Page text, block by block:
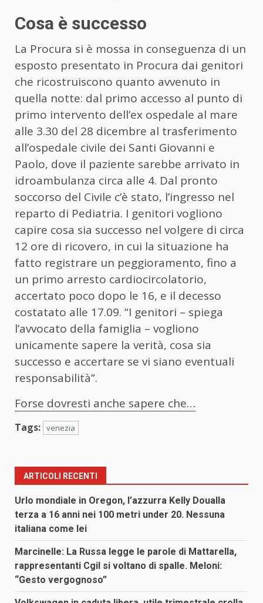
Cosa è successo
La Procura si è mossa in conseguenza di un
esposto presentato in Procura dai genitori
che ricostruiscono quanto avvenuto in
quella notte: dal primo accesso al punto di
primo intervento dell’ex ospedale al mare
alle 3.30 del 28 dicembre al trasferimento
all’ospedale civile dei Santi Giovanni e
Paolo, dove il paziente sarebbe arrivato in
idroambulanza circa alle 4. Dal pronto
soccorso del Civile c’è stato, l’ingresso nel
reparto di Pediatria. I genitori vogliono
capire cosa sia successo nel volgere di circa
12 ore di ricovero, in cui la situazione ha
fatto registrare un peggioramento, fino a
un primo arresto cardiocircolatorio,
accertato poco dopo le 16, e il decesso
costatato alle 17.09. “I genitori – spiega
l’avvocato della famiglia – vogliono
unicamente sapere la verità, cosa sia
successo e accertare se vi siano eventuali
responsabilità”.
Forse dovresti anche sapere che…
Tags: venezia
ARTICOLI RECENTI
Urlo mondiale in Oregon, l’azzurra Kelly Doualla
terza a 16 anni nei 100 metri under 20. Nessuna
italiana come lei
Marcinelle: La Russa legge le parole di Mattarella,
rappresentanti Cgil si voltano di spalle. Meloni:
“Gesto vergognoso”